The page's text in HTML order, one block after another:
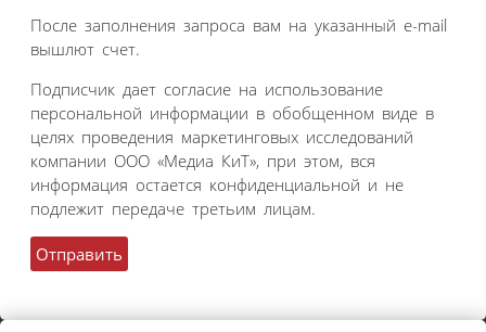
После заполнения запроса вам на указанный e-mail
вышлют счет.
Подписчик дает согласие на использование
персональной информации в обобщенном виде в
целях проведения маркетинговых исследований
компании ООО «Медиа КиТ», при этом, вся
информация остается конфиденциальной и не
подлежит передаче третьим лицам.